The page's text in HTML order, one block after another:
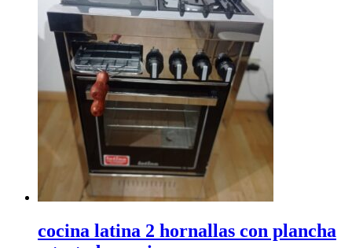
cocina latina 2 hornallas con plancha